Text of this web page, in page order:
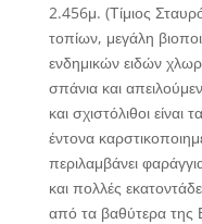
2.456μ. (Τίμιος
τοπίων, μεγάλη
ενδημικών ειδών
σπάνια και
και σχιστόλιθοι
έντονα
περιλαμβάνει
και πολλές
από τα βαθύτερα της